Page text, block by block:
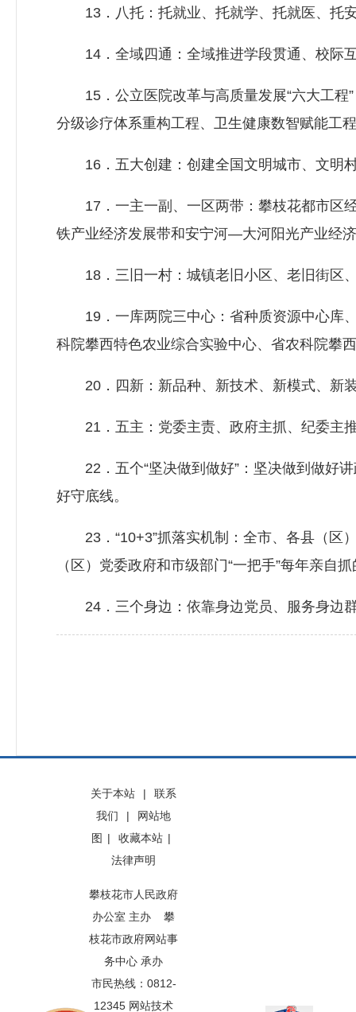
13．八托：托就业、托就学、托就医、托
14．全域四通：全域推进学段贯通、校际
15．公立医院改革与高质量发展“六大工程”
分级诊疗体系重构工程、卫生健康数智赋能工
16．五大创建：创建全国文明城市、文明
17．一主一副、一区两带：攀枝花都市区
铁产业经济发展带和安宁河—大河阳光产业经
18．三旧一村：城镇老旧小区、老旧街区
19．一库两院三中心：省种质资源中心库、
科院攀西特色农业综合实验中心、省农科院攀
20．四新：新品种、新技术、新模式、新
21．五主：党委主责、政府主抓、纪委主
22．五个“坚决做到做好”：坚决做到做好讲
好守底线。
23．“10+3”抓落实机制：全市、各县（区）
（区）党委政府和市级部门“一把手”每年亲自
24．三个身边：依靠身边党员、服务身边
关于本站 |
联系
我们
|
网站地
图 | 收藏本站 |
法律声明
攀枝花市人民政府
办公室 主办 攀
枝花市政府网站事
务中心 承办
市民热线：0812-
12345 网站技术